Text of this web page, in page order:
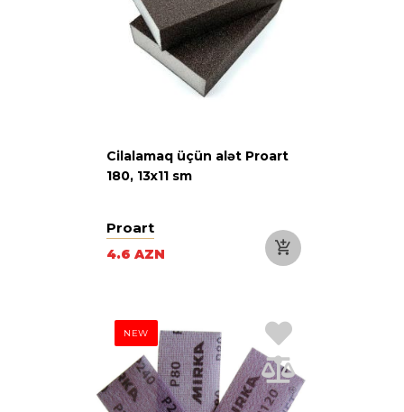
Cilalamaq üçün alət Proart
180, 13х11 sm
Proart
4.6 AZN
NEW